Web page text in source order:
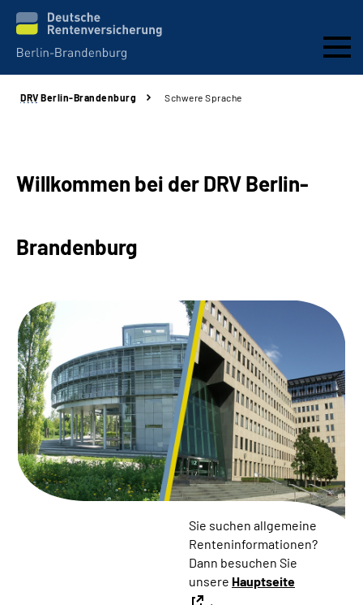
Aktuelles
Presse
Online-Services
Inhalte in Gebärdensprache (DGS)
Leichte Sprache
Suche
Mein Kundenportal
DRV Berlin-Brandenburg Schwere Sprache
Willkommen bei der DRV Berlin-
Brandenburg
Sie suchen allgemeine
Renteninformationen?
Dann besuchen Sie
unsere Hauptseite